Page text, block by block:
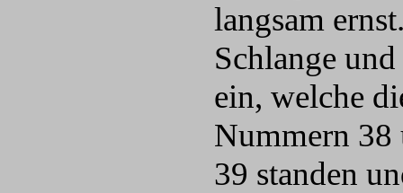
langsam
Schlange
ein, welche
Nummern 38
39 standen